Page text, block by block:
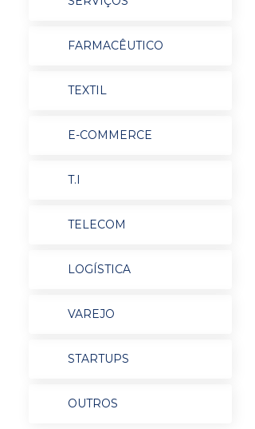
FARMACÊUTICO
TEXTIL
E-COMMERCE
T.I
TELECOM
LOGÍSTICA
VAREJO
STARTUPS
OUTROS